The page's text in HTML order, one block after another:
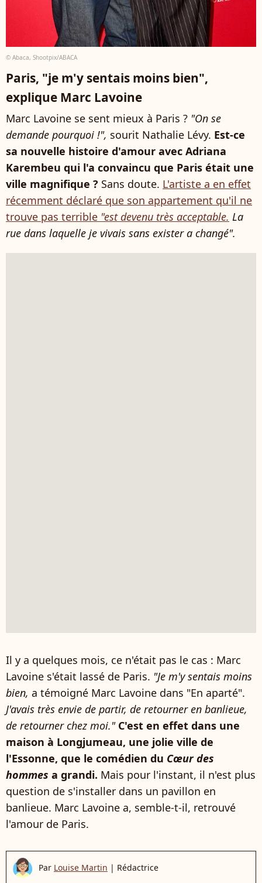
© Abaca, Shootpix/ABACA
Paris, "je m'y sentais moins bien",
explique Marc Lavoine
Marc Lavoine se sent mieux à Paris ? "On se
demande pourquoi !", sourit Nathalie Lévy. Est-ce
sa nouvelle histoire d'amour avec Adriana
Karembeu qui l'a convaincu que Paris était une
ville magnifique ? Sans doute. L'artiste a en effet
récemment déclaré que son appartement qu'il ne
trouve pas terrible "est devenu très acceptable. La
rue dans laquelle je vivais sans exister a changé".
Il y a quelques mois, ce n'était pas le cas : Marc
Lavoine s'était lassé de Paris. "Je m'y sentais moins
bien, a témoigné Marc Lavoine dans "En aparté".
J'avais très envie de partir, de retourner en banlieue,
de retourner chez moi." C'est en effet dans une
maison à Longjumeau, une jolie ville de
l'Essonne, que le comédien du Cœur des
hommes a grandi. Mais pour l'instant, il n'est plus
question de s'installer dans un pavillon en
banlieue. Marc Lavoine a, semble-t-il, retrouvé
l'amour de Paris.
Par Louise Martin | Rédactrice